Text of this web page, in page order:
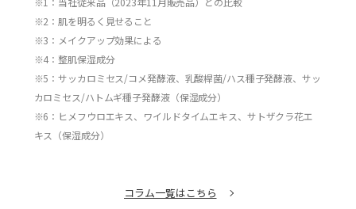
※2：肌を明るく見せること
※3：メイクアップ効果による
※4：整肌保湿成分
※5：サッカロミセス/コメ発酵液、乳酸桿菌/ハス種子発酵液、サッ
カロミセス/ハトムギ種子発酵液（保湿成分）
※6：ヒメフウロエキス、ワイルドタイムエキス、サトザクラ花エ
キス（保湿成分）
コラム一覧はこちら